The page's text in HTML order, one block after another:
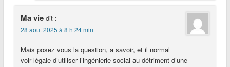
Ma vie dit :
28 août 2025 à 8 h 24 min
Mais posez vous la question, a savoir, et il normal
voir légale d’utiliser l’ingénierie social au détriment d’une